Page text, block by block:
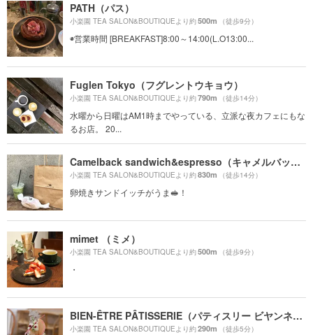
PATH（パス）
小楽園 TEA SALON&BOUTIQUEより約500m （徒歩9分）
◉営業時間 [BREAKFAST]8:00～14:00(L.O13:00...
Fuglen Tokyo（フグレントウキョウ）
小楽園 TEA SALON&BOUTIQUEより約790m （徒歩14分）
水曜から日曜はAM1時までやっている、立派な夜カフェにもな
るお店。 20...
Camelback sandwich&espresso（キャメルバック サンドウィッチ&エスプレッソ）
小楽園 TEA SALON&BOUTIQUEより約830m （徒歩14分）
卵焼きサンドイッチがうま🥪！
mimet （ミメ）
小楽園 TEA SALON&BOUTIQUEより約500m （徒歩9分）
・
BIEN-ÊTRE PÂTISSERIE（パティスリー ビヤンネートル）
小楽園 TEA SALON&BOUTIQUEより約290m （徒歩5分）